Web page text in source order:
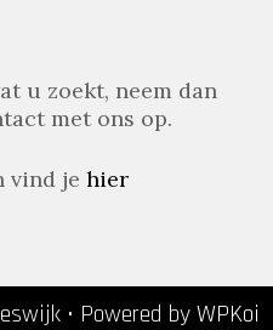
u zoekt, neem dan
met ons op.
vind je hier
• Powered byWPKoi